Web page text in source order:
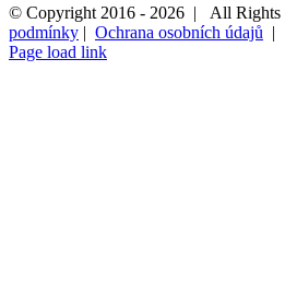
© Copyright 2016 - 2026 | All Rights
podmínky | Ochrana osobních údajů |
Page load link